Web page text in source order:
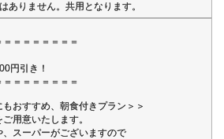
ありません。共用となります。
＝＝＝＝＝＝＝
円引き！
＝＝＝＝＝＝＝
おすすめ、朝食付きプラン＞＞
用意いたします。
スーパーがございますので